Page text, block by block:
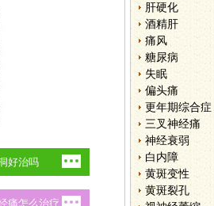
肝硬化
酒精肝
痛风
糖尿病
失眠
偏头痛
更年期综合症
三叉神经痛
神经衰弱
白内障
黄斑变性
黄斑裂孔